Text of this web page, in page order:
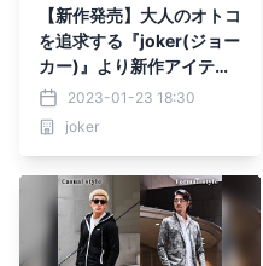
【新作発売】大人のオトコ
を追求する『joker(ジョー
カー)』より新作アイテム
5点が1月23日に発売開
始。
2023-01-23 18:30
joker